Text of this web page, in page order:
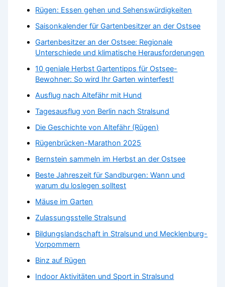
Rügen: Essen gehen und Sehenswürdigkeiten
Saisonkalender für Gartenbesitzer an der Ostsee
Gartenbesitzer an der Ostsee: Regionale
Unterschiede und klimatische Herausforderungen
10 geniale Herbst Gartentipps für Ostsee-
Bewohner: So wird Ihr Garten winterfest!
Ausflug nach Altefähr mit Hund
Tagesausflug von Berlin nach Stralsund
Die Geschichte von Altefähr (Rügen)
Rügenbrücken-Marathon 2025
Bernstein sammeln im Herbst an der Ostsee
Beste Jahreszeit für Sandburgen: Wann und
warum du loslegen solltest
Mäuse im Garten
Zulassungsstelle Stralsund
Bildungslandschaft in Stralsund und Mecklenburg-
Vorpommern
Binz auf Rügen
Indoor Aktivitäten und Sport in Stralsund